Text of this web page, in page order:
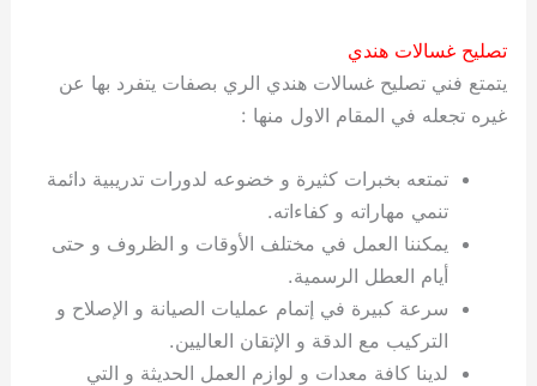
تصليح غسالات هندي
يتمتع فني تصليح غسالات هندي الري بصفات يتفرد بها عن
غيره تجعله في المقام الاول منها :
تمتعه بخبرات كثيرة و خضوعه لدورات تدريبية دائمة
تنمي مهاراته و كفاءاته.
يمكننا العمل في مختلف الأوقات و الظروف و حتى
أيام العطل الرسمية.
سرعة كبيرة في إتمام عمليات الصيانة و الإصلاح و
التركيب مع الدقة و الإتقان العاليين.
لدينا كافة معدات و لوازم العمل الحديثة و التي